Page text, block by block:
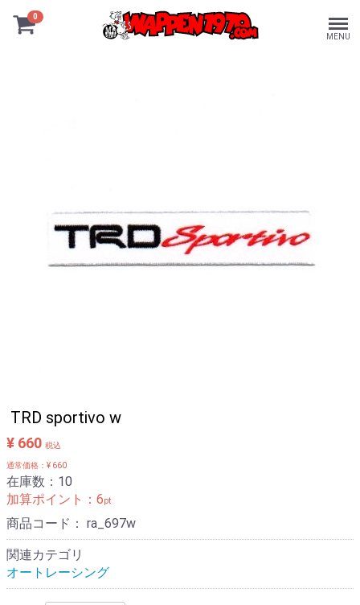
0
MENU
TRD sportivo w
¥ 660 税込
通常価格：¥ 660
在庫数：10
加算ポイント： 6pt
商品コード： ra_697w
関連カテゴリ
オートレーシング